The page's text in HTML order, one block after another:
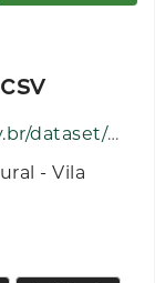
relacao_visitas_a_-vila_cultural_2024eq.csv
- Vila